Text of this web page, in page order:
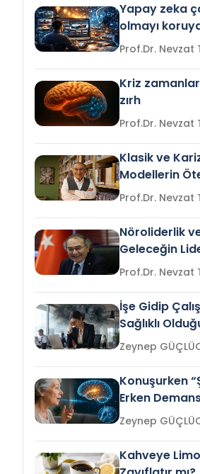
Yapay zeka
olmayı
Kriz
zırh
Klasik ve
Modellerin
Liderlik”
Nöroliderlik
Geleceğin
İşe Gidip
Sağlıklı
Gelir mi?Zeynep
Konuşurken
Erken
Olabilir mi?
Zeynep
Kahveye